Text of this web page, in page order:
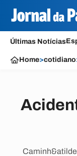
Últimas Notícias
Home>cotidiano